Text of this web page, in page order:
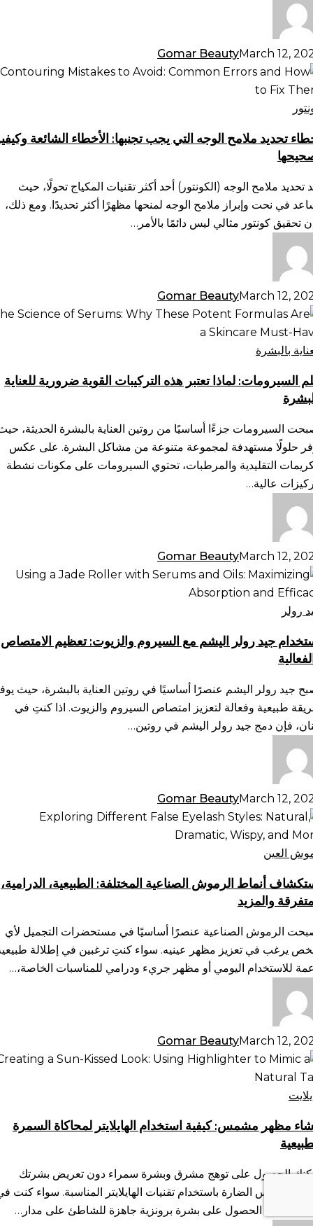
Gomar BeautyMarch 12,
تحديد ملامح الوجه التي يجب تجنبها: الأخطاء الشائعة
تحديد ملامح الوجه (الكونتور) أحد أكثر تقنيات المكياج تحولًا، حيث
في نحت وإبراز ملامح الوجه لمنحها مظهرًا أكثر تحديدًا. ومع ذلك،
تحقيق كونتور مثالي ليس دائمًا بالأمر…
Gomar BeautyMarch 12,
بالبشرة
السيرومات: لماذا تعتبر هذه التركيبات القوية ضرورية للعناية
السيرومات جزءًا أساسيًا من روتين العناية بالبشرة الحديثة،
حلولًا مستهدفة لمجموعة متنوعة من مشاكل البشرة. على عكس
التقليدية والمرطبات، تحتوي السيرومات على مكونات نشطة
عالية…
Gomar BeautyMarch 12,
رولر
جيد رولر اليشم مع السيروم والزيوت: تعظيم الامتصاص
جيد رولر اليشم عنصرًا أساسيًا في روتين العناية بالبشرة، حيث
طبيعية وفعالة لتعزيز امتصاص السيروم والزيوت. اذا كنتِ في
فإن دمج جيد رولر اليشم في روتين…
Gomar BeautyMarch 12,
العين
أنماط الرموش الصناعية المختلفة: الطبيعية، الدرامية،
والمزيد
الرموش الصناعية عنصرًا أساسيًا في مستحضرات التجميل لأي
يرغب في تعزيز مظهر عينيه. سواء كنتِ ترغبين في إطلالة
للاستخدام اليومي أو مظهر جريء ودرامي للمناسبات الخاصة،…
Gomar BeautyMarch 12,
مظهر مشمس: كيفية استخدام الهايلايتر لمحاكاة السمرة
الحصول على توهج مشرق وبشرة سمراء دون تعريض بشرتك
الشمس الضارة باستخدام تقنيات الهايلايتر المناسبة. سواء كنت
يمكنك الحصول على بشرة برونزية جاهزة للشاطئ على مدار…